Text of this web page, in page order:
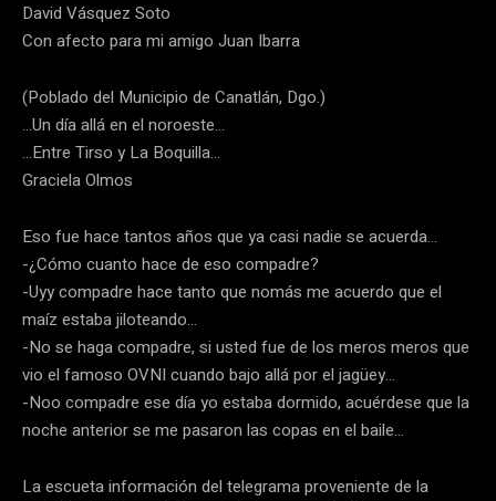
David Vásquez Soto
Con afecto para mi amigo Juan Ibarra
(Poblado del Municipio de Canatlán, Dgo.)
…Un día allá en el noroeste…
…Entre Tirso y La Boquilla…
Graciela Olmos
Eso fue hace tantos años que ya casi nadie se acuerda…
-¿Cómo cuanto hace de eso compadre?
-Uyy compadre hace tanto que nomás me acuerdo que el
maíz estaba jiloteando…
-No se haga compadre, si usted fue de los meros meros que
vio el famoso OVNI cuando bajo allá por el jagüey…
-Noo compadre ese día yo estaba dormido, acuérdese que la
noche anterior se me pasaron las copas en el baile…
La escueta información del telegrama proveniente de la